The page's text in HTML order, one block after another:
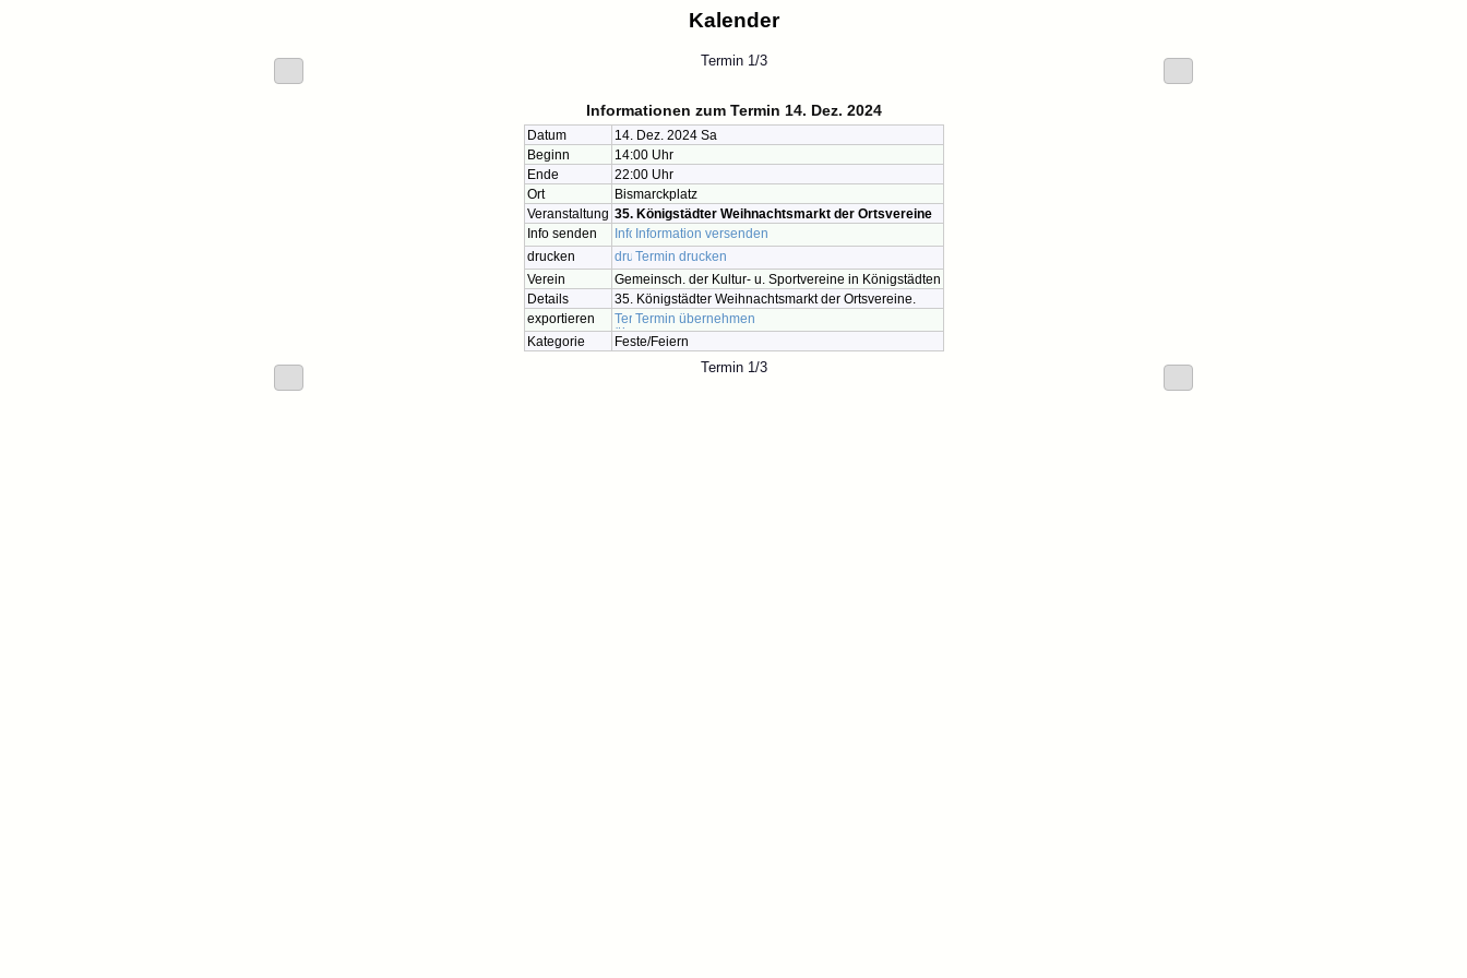
Kalender
Termin 1/3
Informationen zum Termin 14. Dez. 2024
Datum
14. Dez. 2024 Sa
Beginn
14:00 Uhr
Ende
22:00 Uhr
Ort
Bismarckplatz
Veranstaltung 35. Königstädter Weihnachtsmarkt der Ortsvereine
Info senden
Information versenden
drucken
Termin drucken
Verein
Gemeinsch. der Kultur- u. Sportvereine in Königstädten
Details
35. Königstädter Weihnachtsmarkt der Ortsvereine.
exportieren
Termin übernehmen
Kategorie
Feste/Feiern
Termin 1/3